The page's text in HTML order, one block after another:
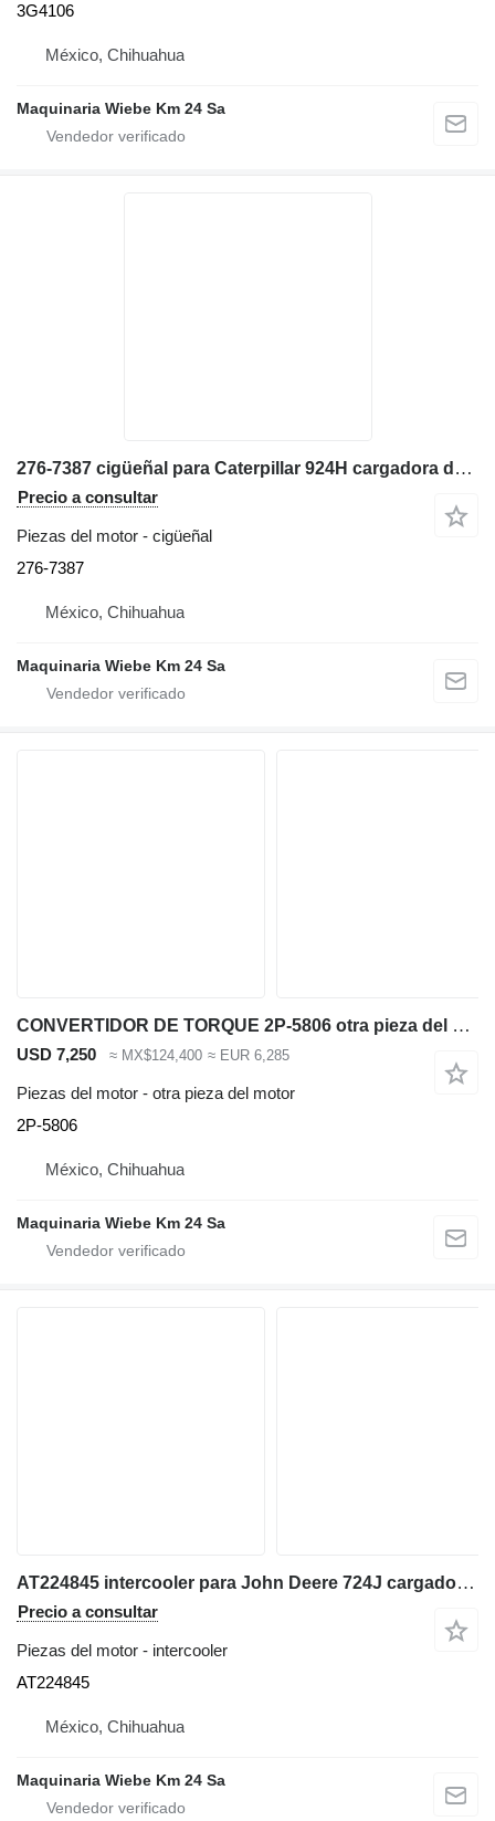
3G4106
México, Chihuahua
Maquinaria Wiebe Km 24 Sa
276-7387 cigüeñal para Caterpillar 924H cargadora de ruedas
Precio a consultar
Piezas del motor - cigüeñal
276-7387
México, Chihuahua
Maquinaria Wiebe Km 24 Sa
CONVERTIDOR DE TORQUE 2P-5806 otra pieza del motor para Caterpillar 980B cargadora de ruedas
USD 7,250 ≈ MX$124,400 ≈ EUR 6,285
Piezas del motor - otra pieza del motor
2P-5806
México, Chihuahua
Maquinaria Wiebe Km 24 Sa
AT224845 intercooler para John Deere 724J cargadora de ruedas
Precio a consultar
Piezas del motor - intercooler
AT224845
México, Chihuahua
Maquinaria Wiebe Km 24 Sa